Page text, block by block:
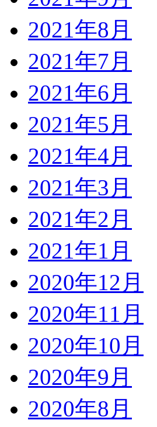
2021年8月
2021年7月
2021年6月
2021年5月
2021年4月
2021年3月
2021年2月
2021年1月
2020年12月
2020年11月
2020年10月
2020年9月
2020年8月